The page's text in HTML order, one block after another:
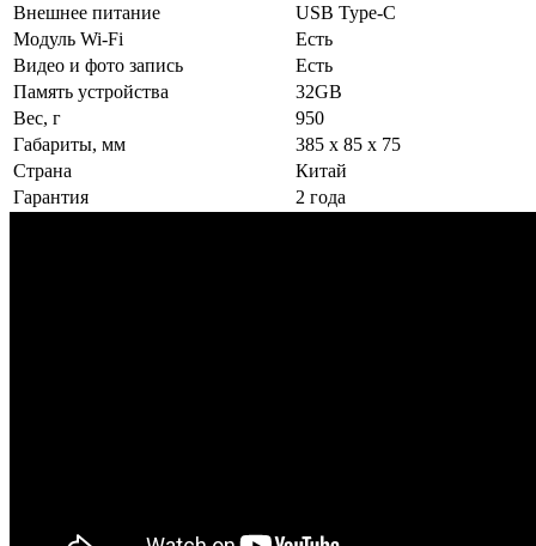
Внешнее питание
USB Type-C
Модуль Wi-Fi
Есть
Видео и фото запись
Есть
Память устройства
32GB
Вес, г
950
Габариты, мм
385 x 85 x 75
Страна
Китай
Гарантия
2 года